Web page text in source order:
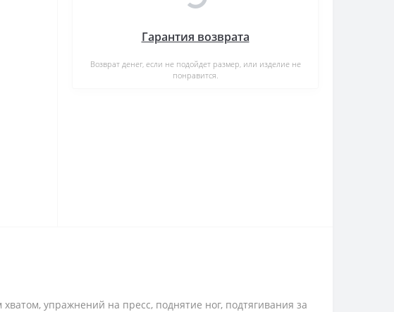
Гарантия возврата
Возврат денег, если не подойдет размер, или изделие не
понравится.
упражнений на пресс, поднятие ног, подтягивания за